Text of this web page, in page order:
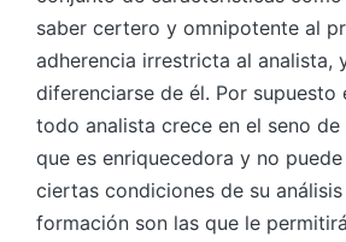
saber certero y omnipotente al
adherencia irrestricta al analista,
diferenciarse de él. Por
todo analista crece en el seno de
que es enriquecedora y no
ciertas condiciones de su
formación son las que le